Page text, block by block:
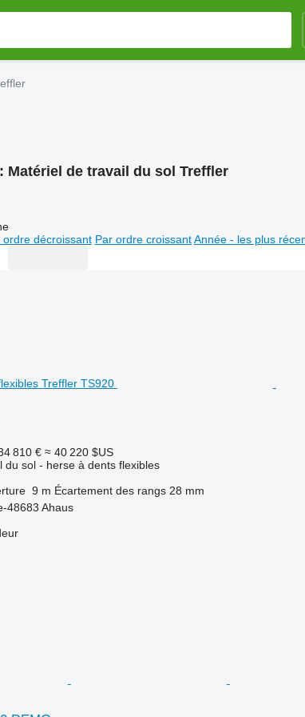
Matériel de travail du sol Treffler
ordre décroissant Par ordre croissant Année - les plus
810 € ≈ 40 220 $US
du sol - herse à dents flexibles
9 m Écartement des rangs 28 mm
48683 Ahaus